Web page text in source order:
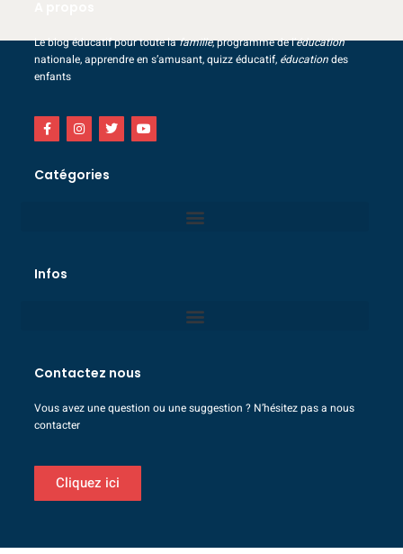
Le blog éducatif pour toute lafamille, programme de l’éducation
nationale, apprendre en s’amusant, quizz éducatif, éducationdes
enfants
Catégories
Infos
Contactez nous
Vous avez une question ou une suggestion ? N’hésitez pas a nous
contacter
Cliquez ici